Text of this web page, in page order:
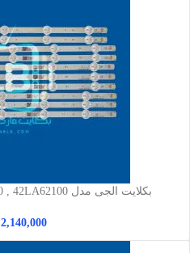
بکلایت الجی مدل 42LN , 42LA6130 , 42LP360 , 42LA62100
2,140,000